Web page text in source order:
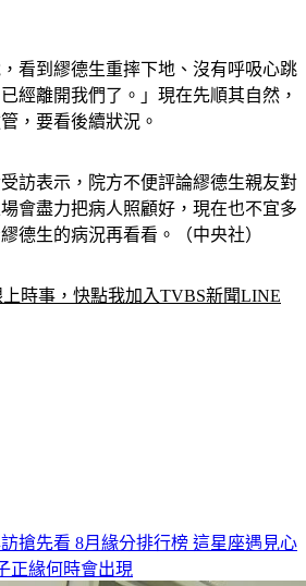
看到繆德生重摔下地、沒有呼吸心跳
經離開我們了。」現在先順其自然，
，要看後續狀況。
訪表示，院方不便評論繆德生親友對
會盡力把病人照顧好，現在也不宜多
德生的病況再看看。（中央社）
時事，快點我加入TVBS新聞LINE
搶先看 8月緣分排行榜 這星座遇見心
正緣何時會出現